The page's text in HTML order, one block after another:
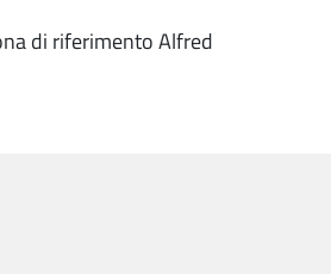
di riferimento Alfred